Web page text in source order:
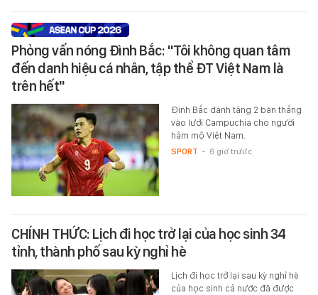
Phỏng vấn nóng Đình Bắc: "Tôi không quan tâm
đến danh hiệu cá nhân, tập thể ĐT Việt Nam là
trên hết"
Đình Bắc dành tặng 2 bàn thắng
vào lưới Campuchia cho người
hâm mộ Việt Nam.
SPORT - 6 giờ trước
CHÍNH THỨC: Lịch đi học trở lại của học sinh 34
tỉnh, thành phố sau kỳ nghỉ hè
Lịch đi học trở lại sau kỳ nghỉ hè
của học sinh cả nước đã được